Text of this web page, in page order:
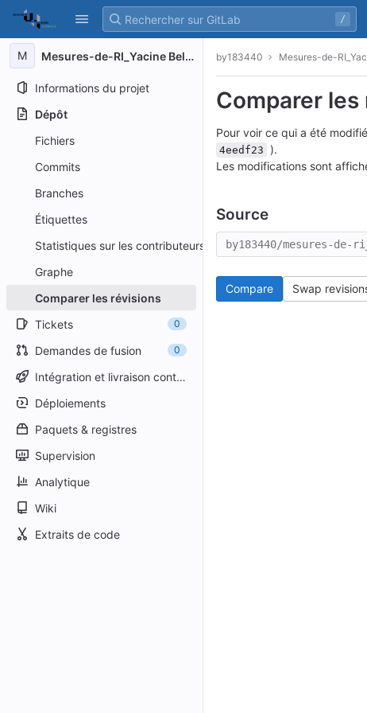
Skip to content
GitLab
/
M Mesures-de-RI_Yacine Belmokhtar
Informations du projet
Dépôt
Fichiers
Commits
Branches
Étiquettes
Statistiques sur les contributeurs
Graphe
Comparer les révisions
Tickets
0
Demandes de fusion 0
Intégration et livraison continues
Déploiements
Paquets & registres
Supervision
Analytique
Wiki
Extraits de code
by183440 Mesures-de-
Comparer
Pour voir ce qui a été
4eedf23
).
Les modifications sont
Source
by183440/mesures-de-
Compare Swap